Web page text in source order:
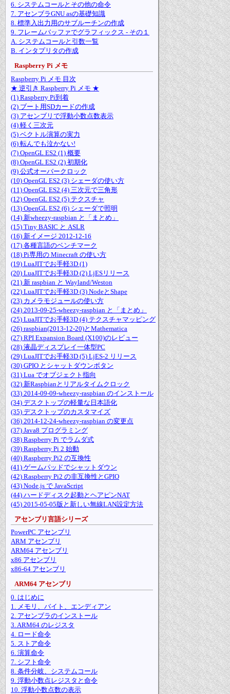
6. システムコールとその他の命令
7. アセンブラGNU asの基礎知識
8. 標準入出力用のサブルーチンの作成
9. フレームバッファでグラフィックス - その１
A. システムコールと引数一覧
B. インタプリタの作成
Raspberry Pi メモ
Raspberry Pi メモ 目次
★ 逆引き Raspberry Pi メモ ★
(1) Raspberry Pi到着
(2) ブート用SDカードの作成
(3) アセンブリで浮動小数点数表示
(4) 軽く三次元
(5) ベクトル演算の実力
(6) 転んでも泣かない!
(7) OpenGL ES2 (1) 概要
(8) OpenGL ES2 (2) 初期化
(9) 公式オーバークロック
(10) OpenGL ES2 (3) シェーダの使い方
(11) OpenGL ES2 (4) 三次元で三角形
(12) OpenGL ES2 (5) テクスチャ
(13) OpenGL ES2 (6) シェーダで照明
(14) 新wheezy-raspbian と「まとめ」
(15) Tiny BASIC と ASLR
(16) 新イメージ 2012-12-16
(17) 各種言語のベンチマーク
(18) Pi専用の Minecraft の使い方
(19) LuaJITでお手軽3D (1)
(20) LuaJITでお手軽3D (2) LjESリリース
(21) 新 raspbian と Wayland/Weston
(22) LuaJITでお手軽3D (3) NodeとShape
(23) カメラモジュールの使い方
(24) 2013-09-25-wheezy-raspbian と「まとめ」
(25) LuaJITでお手軽3D (4) テクスチャマッピング
(26) raspbian(2013-12-20)とMathematica
(27) RPI Expansion Board (X100)のレビュー
(28) 液晶ディスプレイ一体型PC
(29) LuaJITでお手軽3D (5) LjES-2 リリース
(30) GPIO とシャットダウンボタン
(31) Lua でオブジェクト指向
(32) 新Raspbianとリアルタイムクロック
(33) 2014-09-09-wheezy-raspbian のインストール
(34) デスクトップの軽量な日本語化
(35) デスクトップのカスタマイズ
(36) 2014-12-24-wheezy-raspbian の変更点
(37) Java8 プログラミング
(38) Raspberry Pi でラムダ式
(39) Raspberry Pi 2 始動
(40) Raspberry Pi2 の互換性
(41) ゲームパッドでシャットダウン
(42) Raspberry Pi2 の非互換性とGPIO
(43) Node.js で JavaScript
(44) ハードディスク起動とヘアピンNAT
(45) 2015-05-05版と新しい無線LAN設定方法
アセンブリ言語シリーズ
PowerPC アセンブリ
ARM アセンブリ
ARM64 アセンブリ
x86 アセンブリ
x86-64 アセンブリ
ARM64 アセンブリ
0. はじめに
1. メモリ、バイト、エンディアン
2. アセンブラのインストール
3. ARM64 のレジスタ
4. ロード命令
5. ストア命令
6. 演算命令
7. シフト命令
8. 条件分岐、システムコール
9. 浮動小数点レジスタと命令
10. 浮動小数点数の表示